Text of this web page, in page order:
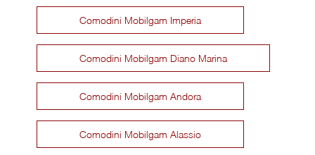
Comodini Mobilgam Imperia
Comodini Mobilgam Diano Marina
Comodini Mobilgam Andora
Comodini Mobilgam Alassio